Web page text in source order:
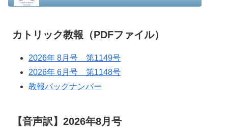
カトリック教報（PDFファイル）
2026年 8月号 第1149号
2026年 6月号 第1148号
教報バックナンバー
【音声訳】2026年8月号